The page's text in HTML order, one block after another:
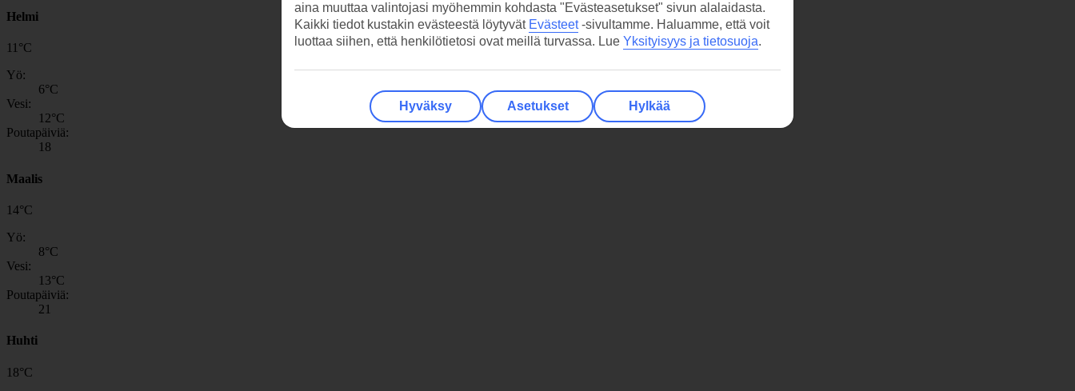
Helmi
11°C
Yö:
6°C
Vesi:
12°C
Poutapäiviä:
18
Maalis
14°C
Yö:
8°C
Vesi:
13°C
Poutapäiviä:
21
Huhti
18°C
aina muuttaa valintojasi myöhemmin kohdasta "Evästeasetukset" sivun alalaidasta.
Kaikki tiedot kustakin evästeestä löytyvät Evästeet-sivultamme. Haluamme, että voit
luottaa siihen, että henkilötietosi ovat meillä turvassa. Lue Yksityisyys ja tietosuoja.
Hyväksy Asetukset Hylkää